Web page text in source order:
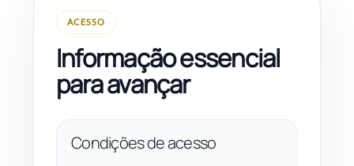
ACESSO
Informação essencial
para avançar
Condições de acesso